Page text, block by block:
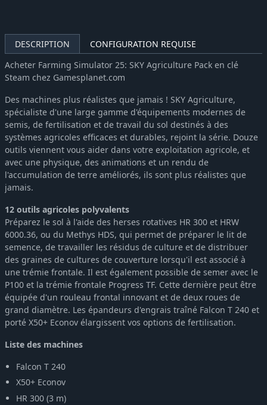
DESCRIPTION
CONFIGURATION REQUISE
Acheter Farming Simulator 25: SKY Agriculture Pack en clé
Steam chez Gamesplanet.com
Des machines plus réalistes que jamais ! SKY Agriculture,
spécialiste d'une large gamme d'équipements modernes de
semis, de fertilisation et de travail du sol destinés à des
systèmes agricoles efficaces et durables, rejoint la série. Douze
outils viennent vous aider dans votre exploitation agricole, et
avec une physique, des animations et un rendu de
l'accumulation de terre améliorés, ils sont plus réalistes que
jamais.
12 outils agricoles polyvalents
Préparez le sol à l'aide des herses rotatives HR 300 et HRW
6000.36, ou du Methys HDS, qui permet de préparer le lit de
semence, de travailler les résidus de culture et de distribuer
des graines de cultures de couverture lorsqu'il est associé à
une trémie frontale. Il est également possible de semer avec le
P100 et la trémie frontale Progress TF. Cette dernière peut être
équipée d'un rouleau frontal innovant et de deux roues de
grand diamètre. Les épandeurs d'engrais traîné Falcon T 240 et
porté X50+ Econov élargissent vos options de fertilisation.
Liste des machines
Falcon T 240
X50+ Econov
HR 300 (3 m)